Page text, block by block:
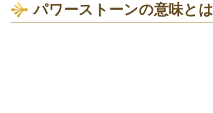
パワーストーンの意味とは